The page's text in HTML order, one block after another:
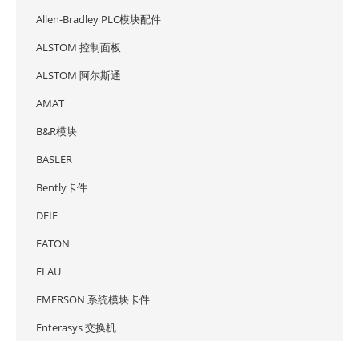
Allen-Bradley PLC模块配件
ALSTOM 控制面板
ALSTOM 阿尔斯通
AMAT
B&R模块
BASLER
Bently卡件
DEIF
EATON
ELAU
EMERSON 系统模块卡件
Enterasys 交换机